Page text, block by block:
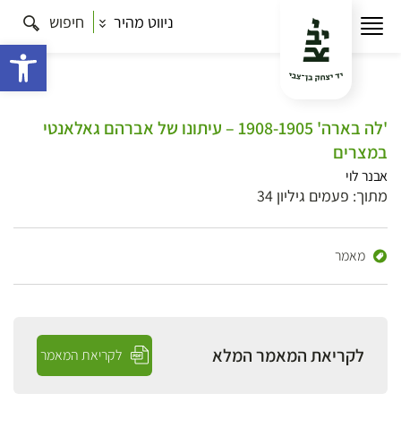
ניווט מהיר חיפוש
'לה בארה' 1908-1905 – עיתונו של אברהם גאלאנטי
במצרים
אבנר לוי
מתוך: פעמים גיליון 34
מאמר
לקריאת המאמר המלא לקריאת המאמר